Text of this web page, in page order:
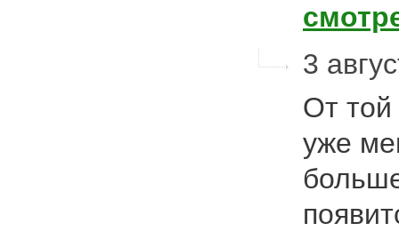
3
От
уже